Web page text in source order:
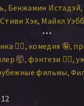
Бенжамин Истадэй
Стиви Хэк Майкл
Дэвид Таскер
Косондра Сьорстром
Аарон Эрскин
Brakeman
Kofi Saunders
🧙‍♀️ комедия 🤪
🤯 фэнтези 🧝‍♂️
фильмы